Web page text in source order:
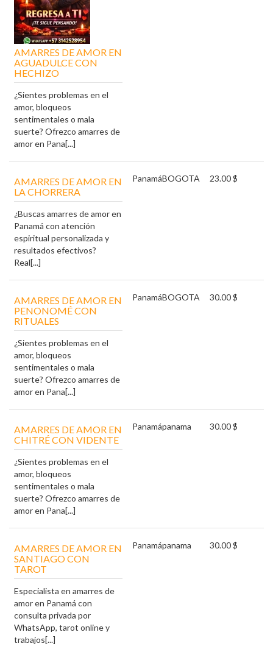
AMARRES DE AMOR EN
AGUADULCE CON
HECHIZO
¿Sientes problemas en el
amor, bloqueos
sentimentales o mala
suerte? Ofrezco amarres de
amor en Pana[...]
AMARRES DE AMOR EN
LA CHORRERA
¿Buscas amarres de amor en
Panamá con atención
espiritual personalizada y
resultados efectivos?
Real[...]
PanamáBOGOTA 23.00 $
AMARRES DE AMOR EN
PENONOMÉ CON
RITUALES
¿Sientes problemas en el
amor, bloqueos
sentimentales o mala
suerte? Ofrezco amarres de
amor en Pana[...]
PanamáBOGOTA 30.00 $
AMARRES DE AMOR EN
CHITRÉ CON VIDENTE
¿Sientes problemas en el
amor, bloqueos
sentimentales o mala
suerte? Ofrezco amarres de
amor en Pana[...]
Panamápanama 30.00 $
AMARRES DE AMOR EN
SANTIAGO CON
TAROT
Especialista en amarres de
amor en Panamá con
consulta privada por
WhatsApp, tarot online y
trabajos[...]
Panamápanama 30.00 $